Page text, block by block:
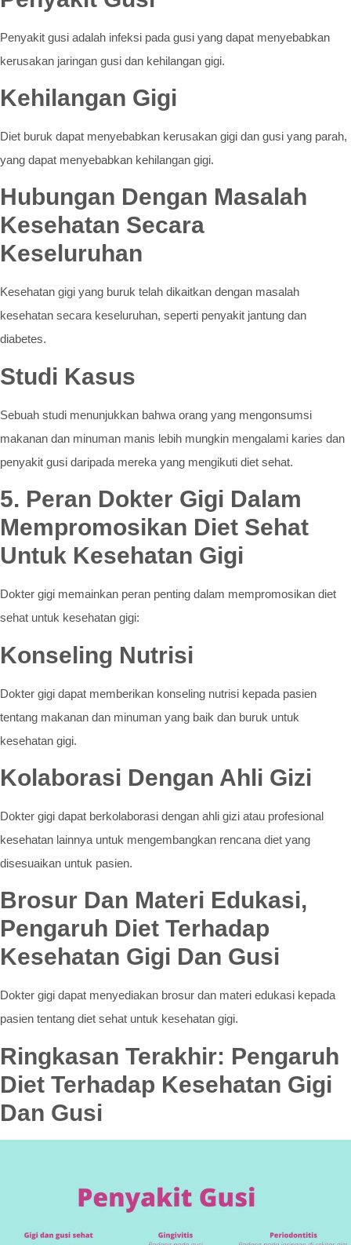
Penyakit gusi adalah infeksi pada gusi yang dapat menyebabkan
kerusakan jaringan gusi dan kehilangan gigi.
Kehilangan Gigi
Diet buruk dapat menyebabkan kerusakan gigi dan gusi yang parah,
yang dapat menyebabkan kehilangan gigi.
Hubungan Dengan Masalah
Kesehatan Secara
Keseluruhan
Kesehatan gigi yang buruk telah dikaitkan dengan masalah
kesehatan secara keseluruhan, seperti penyakit jantung dan
diabetes.
Studi Kasus
Sebuah studi menunjukkan bahwa orang yang mengonsumsi
makanan dan minuman manis lebih mungkin mengalami karies dan
penyakit gusi daripada mereka yang mengikuti diet sehat.
5. Peran Dokter Gigi Dalam
Mempromosikan Diet Sehat
Untuk Kesehatan Gigi
Dokter gigi memainkan peran penting dalam mempromosikan diet
sehat untuk kesehatan gigi:
Konseling Nutrisi
Dokter gigi dapat memberikan konseling nutrisi kepada pasien
tentang makanan dan minuman yang baik dan buruk untuk
kesehatan gigi.
Kolaborasi Dengan Ahli Gizi
Dokter gigi dapat berkolaborasi dengan ahli gizi atau profesional
kesehatan lainnya untuk mengembangkan rencana diet yang
disesuaikan untuk pasien.
Brosur Dan Materi Edukasi,
Pengaruh Diet Terhadap
Kesehatan Gigi Dan Gusi
Dokter gigi dapat menyediakan brosur dan materi edukasi kepada
pasien tentang diet sehat untuk kesehatan gigi.
Ringkasan Terakhir: Pengaruh
Diet Terhadap Kesehatan Gigi
Dan Gusi